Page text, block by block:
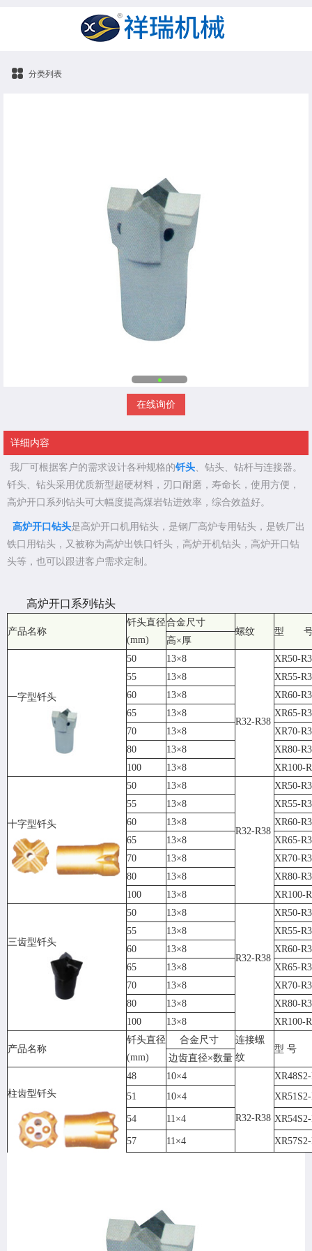
分类列表
在线询价
详细内容
我厂可根据客户的需求设计各种规格的钎头、钻头、钻杆与连接器。
钎头、钻头采用优质新型超硬材料，刃口耐磨，寿命长，使用方便，
高炉开口系列钻头可大幅度提高煤岩钻进效率，综合效益好。
高炉开口钻头是高炉开口机用钻头，是钢厂高炉专用钻头，是铁厂出
铁口用钻头，又被称为高炉出铁口钎头，高炉开机钻头，高炉开口钻
头等，也可以跟进客户需求定制。
高炉开口系列钻头
产品名称
钎头直径
(mm)
合金尺寸
螺纹
型
高×厚
一字型钎头
50 13×8
R32-R38
XR50-
55
13×8
XR55-
60
13×8
XR60-
65
13×8
XR65-
70
13×8
XR70-
80
13×8
XR80-
100
13×8 XR100-
十字型钎头
50 13×8
R32-R38
XR50-
55
13×8
XR55-
60
13×8
XR60-
65
13×8
XR65-
70
13×8
XR70-
80
13×8
XR80-
100
13×8 XR100-
三齿型钎头
50 13×8
R32-R38
XR50-
55
13×8
XR55-
60
13×8
XR60-
65
13×8
XR65-
70
13×8
XR70-
80
13×8
XR80-
100
13×8 XR100-
产品名称
钎头直径
(mm)
合金尺寸
连接螺
纹
型 号
边齿直径×数量
柱齿型钎头
48 10×4
R32-R38
51
10×4
54 11×4
57 11×4